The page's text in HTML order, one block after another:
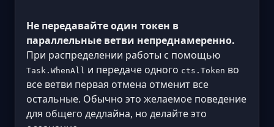
Не передавайте один токен в
параллельные ветви непреднамеренно.
При распределении работы с помощью
Task.WhenAll и передаче одного cts.Token во
все ветви первая отмена отменит все
остальные. Обычно это желаемое поведение
для общего дедлайна, но делайте это